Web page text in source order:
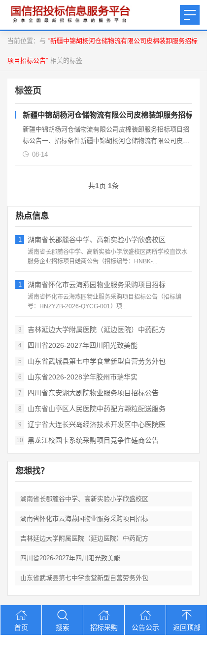
当前位置：与 “新疆中锦胡杨河仓储物流有限公司皮棉装卸服务招标
项目招标公告” 相关的标签
标签页
新疆中锦胡杨河仓储物流有限公司皮棉装卸服务招标项
新疆中锦胡杨河仓储物流有限公司皮棉装卸服务招标项目招
标公告一、招标条件新疆中锦胡杨河仓储物流有限公司皮棉
装卸服务招标项目已具备招标条件，本次招标额为570万
08-14
共1页 1条
热点信息
1 湖南省长郡麓谷中学、高新实验小学欣盛校区
湖南省长郡麓谷中学、高新实验小学欣盛校区两所学校直饮水
服务企业招标项目磋商公告（招标编号：HNBK‑...
1 湖南省怀化市云海燕园物业服务采购项目招标
湖南省怀化市云海燕园物业服务采购项目招标公告（招标编
号：HNZYZB‑2026‑QYCG‑001）项...
3 吉林延边大学附属医院（延边医院）中药配方
4 四川省2026‑2027年四川阳光致美能
5 山东省武城县第七中学食堂新型自营劳务外包
6 山东省2026‑2028学年胶州市瑞华实
7 四川省东安湖大剧院物业服务项目招标公告
8 山东省山亭区人民医院中药配方颗粒配送服务
9 辽宁省大连长兴岛经济技术开发区中心医院医
10 黑龙江校园卡系统采购项目竞争性磋商公告
您想找？
湖南省长郡麓谷中学、高新实验小学欣盛校区
湖南省怀化市云海燕园物业服务采购项目招标
吉林延边大学附属医院（延边医院）中药配方
四川省2026‑2027年四川阳光致美能
山东省武城县第七中学食堂新型自营劳务外包
Copyright © 2012-2026 中招招标网 版权所有 网站备案号：京
ICP备2023026371号-2
首页 搜索 招标采购 公告公示 返回顶部